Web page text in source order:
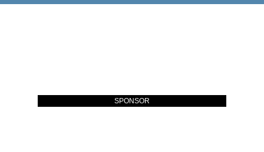
SPONSOR